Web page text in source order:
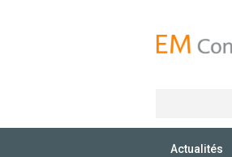
Actualités